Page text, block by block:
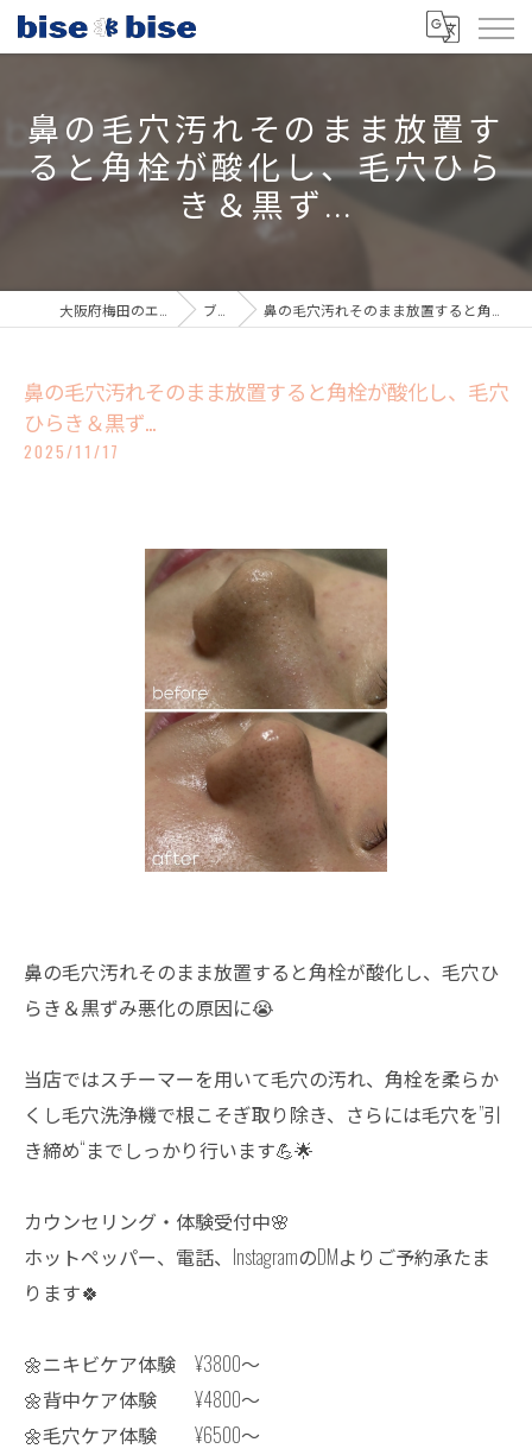
鼻の毛穴汚れそのまま放置す
ると角栓が酸化し、毛穴ひら
き＆黒ず...
大阪府梅田のエステならbisebise ブログ 鼻の毛穴汚れそのまま放置すると角栓が酸化し、毛穴ひらき＆黒ず...
鼻の毛穴汚れそのまま放置すると角栓が酸化し、毛穴
ひらき＆黒ず...
2025/11/17
鼻の毛穴汚れそのまま放置すると角栓が酸化し、毛穴ひ
らき＆黒ずみ悪化の原因に😭
当店ではスチーマーを用いて毛穴の汚れ、角栓を柔らか
くし毛穴洗浄機で根こそぎ取り除き、さらには毛穴を”引
き締め“までしっかり行います💪🌟
カウンセリング・体験受付中🌸
ホットペッパー、電話、InstagramのDMよりご予約承たま
ります🍀
🌼ニキビケア体験 ¥3800〜
🌼背中ケア体験 ¥4800〜
🌼毛穴ケア体験 ¥6500〜